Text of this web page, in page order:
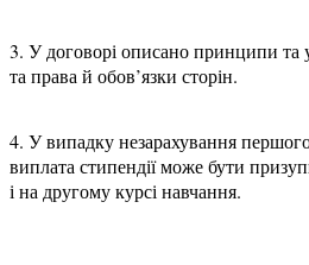
3. У договорі описано принципи та
та права й обов’язки сторін.
4. У випадку незарахування
виплата стипендії може бути
і на другому курсі навчання.